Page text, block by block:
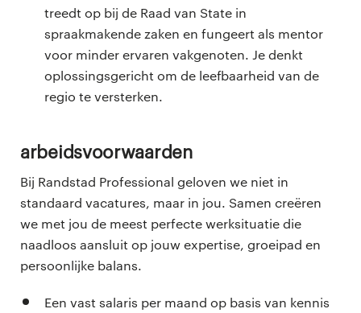
treedt op bij de Raad van State in
spraakmakende zaken en fungeert als mentor
voor minder ervaren vakgenoten. Je denkt
oplossingsgericht om de leefbaarheid van de
regio te versterken.
Arbeidsvoorwaarden
Bij Randstad Professional geloven we niet in
standaard vacatures, maar in jou. Samen creëren
we met jou de meest perfecte werksituatie die
naadloos aansluit op jouw expertise, groeipad en
persoonlijke balans.
Een vast salaris per maand op basis van kennis